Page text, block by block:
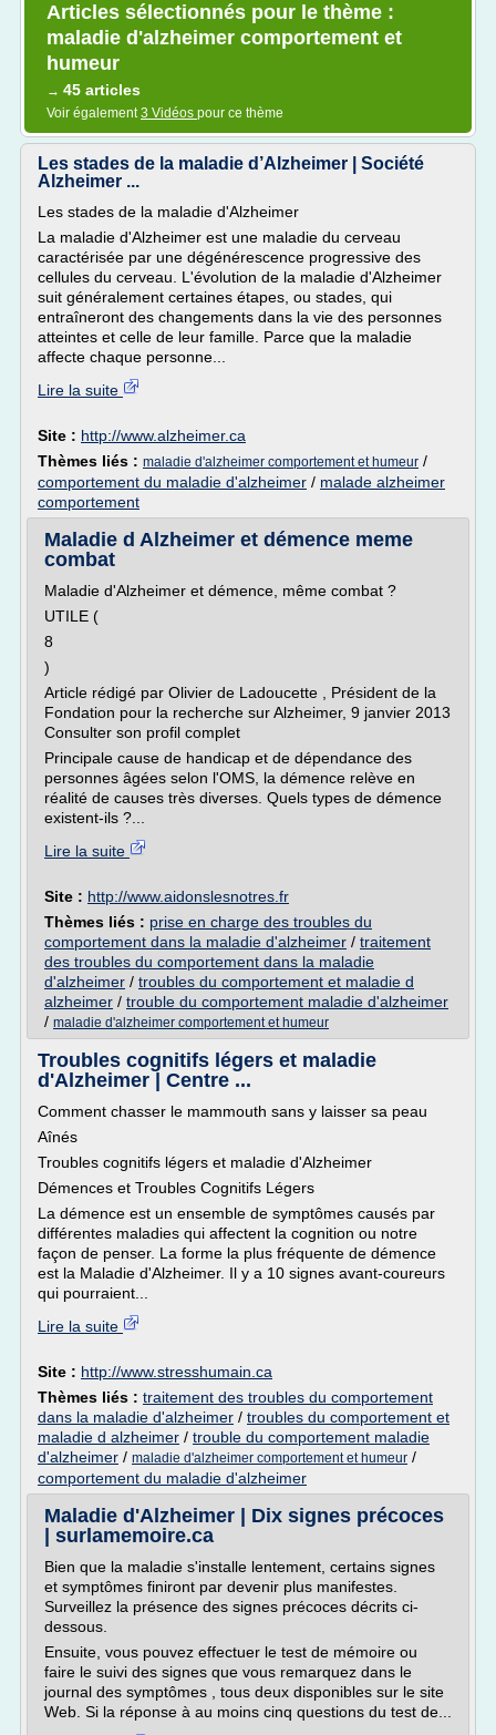
Articles sélectionnés pour le thème :
maladie d'alzheimer comportement et
humeur
→ 45 articles
Voir également3 Vidéos pour ce thème
Les stades de la maladie d’Alzheimer | Société
Alzheimer ...
Les stades de la maladie d'Alzheimer
La maladie d'Alzheimer est une maladie du cerveau
caractérisée par une dégénérescence progressive des
cellules du cerveau. L'évolution de la maladie d'Alzheimer
suit généralement certaines étapes, ou stades, qui
entraîneront des changements dans la vie des personnes
atteintes et celle de leur famille. Parce que la maladie
affecte chaque personne...
Lire la suite
Site : http://www.alzheimer.ca
Thèmes liés : maladie d'alzheimer comportement et humeur /
comportement du maladie d'alzheimer / malade alzheimer
comportement
Maladie d Alzheimer et démence meme
combat
Maladie d'Alzheimer et démence, même combat ?
UTILE (
8
)
Article rédigé par Olivier de Ladoucette , Président de la
Fondation pour la recherche sur Alzheimer, 9 janvier 2013
Consulter son profil complet
Principale cause de handicap et de dépendance des
personnes âgées selon l'OMS, la démence relève en
réalité de causes très diverses. Quels types de démence
existent-ils ?...
Lire la suite
Site : http://www.aidonslesnotres.fr
Thèmes liés : prise en charge des troubles du
comportement dans la maladie d'alzheimer / traitement
des troubles du comportement dans la maladie
d'alzheimer / troubles du comportement et maladie d
alzheimer / trouble du comportement maladie d'alzheimer
/ maladie d'alzheimer comportement et humeur
Troubles cognitifs légers et maladie
d'Alzheimer | Centre ...
Comment chasser le mammouth sans y laisser sa peau
Aînés
Troubles cognitifs légers et maladie d'Alzheimer
Démences et Troubles Cognitifs Légers
La démence est un ensemble de symptômes causés par
différentes maladies qui affectent la cognition ou notre
façon de penser. La forme la plus fréquente de démence
est la Maladie d'Alzheimer. Il y a 10 signes avant-coureurs
qui pourraient...
Lire la suite
Site : http://www.stresshumain.ca
Thèmes liés : traitement des troubles du comportement
dans la maladie d'alzheimer / troubles du comportement et
maladie d alzheimer / trouble du comportement maladie
d'alzheimer / maladie d'alzheimer comportement et humeur /
comportement du maladie d'alzheimer
Maladie d'Alzheimer | Dix signes précoces
| surlamemoire.ca
Bien que la maladie s'installe lentement, certains signes
et symptômes finiront par devenir plus manifestes.
Surveillez la présence des signes précoces décrits ci-
dessous.
Ensuite, vous pouvez effectuer le test de mémoire ou
faire le suivi des signes que vous remarquez dans le
journal des symptômes , tous deux disponibles sur le site
Web. Si la réponse à au moins cinq questions du test de...